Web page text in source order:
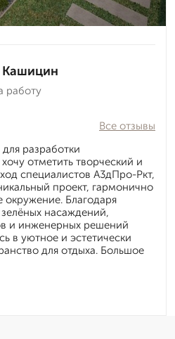
Кашицин
работу
Все отзывы
разработки
отметить творческий и
специалистов А3дПро-Ркт,
проект, гармонично
Благодаря
насаждений,
и инженерных решений
в уютное и эстетически
для отдыха. Большое